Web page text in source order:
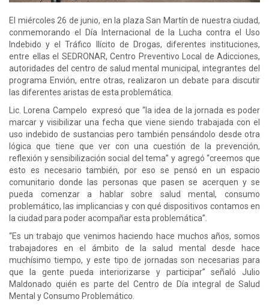
El miércoles 26 de junio, en la plaza San Martín de nuestra ciudad,
conmemorando el Día Internacional de la Lucha contra el Uso
Indebido y el Tráfico Ilícito de Drogas, diferentes instituciones,
entre ellas el SEDRONAR, Centro Preventivo Local de Adicciones,
autoridades del centro de salud mental municipal, integrantes del
programa Envión, entre otras, realizaron un debate para discutir
las diferentes aristas de esta problemática.
Lic. Lorena Campelo expresó que “la idea de la jornada es poder
marcar y visibilizar una fecha que viene siendo trabajada con el
uso indebido de sustancias pero también pensándolo desde otra
lógica que tiene que ver con una cuestión de la prevención,
reflexión y sensibilización social del tema” y agregó “creemos que
esto es necesario también, por eso se pensó en un espacio
comunitario donde las personas que pasen se acerquen y se
pueda comenzar a hablar sobre salud mental, consumo
problemático, las implicancias y con qué dispositivos contamos en
la ciudad para poder acompañar esta problemática”.
“Es un trabajo que venimos haciendo hace muchos años, somos
trabajadores en el ámbito de la salud mental desde hace
muchísimo tiempo, y este tipo de jornadas son necesarias para
que la gente pueda interiorizarse y participar” señaló Julio
Maldonado quién es parte del Centro de Día integral de Salud
Mental y Consumo Problemático.